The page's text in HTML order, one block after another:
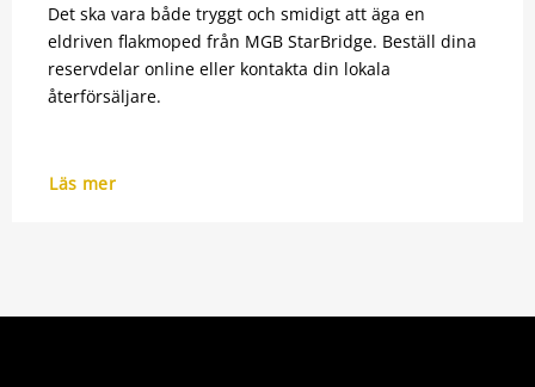
Det ska vara både tryggt och smidigt att äga en
eldriven flakmoped från MGB StarBridge. Beställ dina
reservdelar online eller kontakta din lokala
återförsäljare.
Läs mer